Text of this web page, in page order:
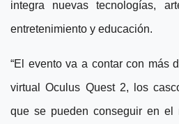
integra nuevas tecnologías,
entretenimiento y educación.
“El evento va a contar con más
virtual Oculus Quest 2, los
que se pueden conseguir en el